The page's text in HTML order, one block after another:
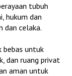
tubuh
hukum dan
dan celaka.
bebas untuk
dan ruang privat
aman untuk